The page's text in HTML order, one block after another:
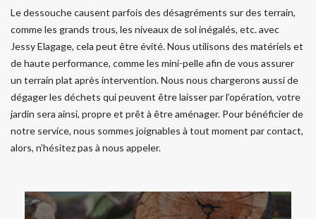
Le dessouche causent parfois des désagréments sur des terrain,
comme les grands trous, les niveaux de sol inégalés, etc. avec
Jessy Elagage, cela peut être évité. Nous utilisons des matériels et
de haute performance, comme les mini-pelle afin de vous assurer
un terrain plat après intervention. Nous nous chargerons aussi de
dégager les déchets qui peuvent être laisser par l’opération, votre
jardin sera ainsi, propre et prêt à être aménager. Pour bénéficier de
notre service, nous sommes joignables à tout moment par contact,
alors, n’hésitez pas à nous appeler.